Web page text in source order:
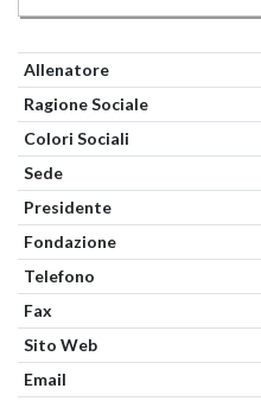
Allenatore
Ragione Sociale
Colori Sociali
Sede
Presidente
Fondazione
Telefono
Fax
Sito Web
Email